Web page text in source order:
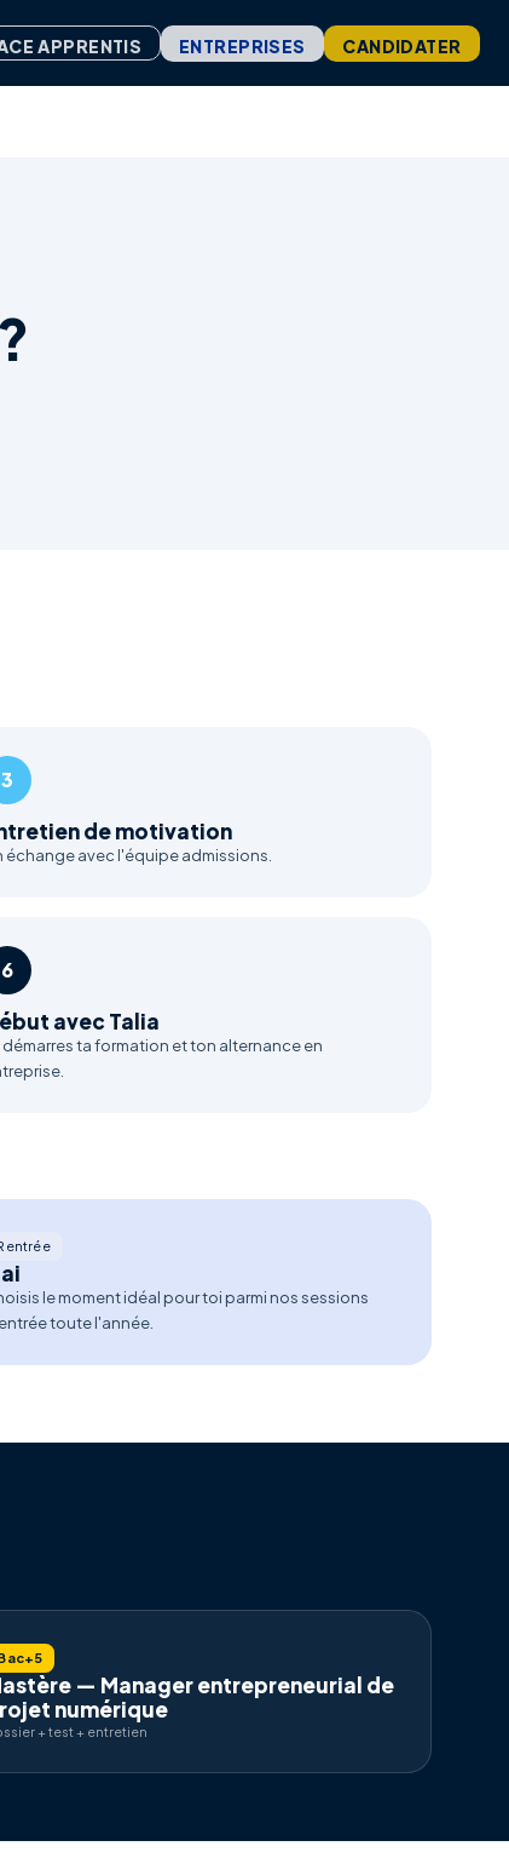
APPRENTIS ENTREPRISES CANDIDATER
3
de motivation
échange avec l'équipe admissions.
6
avec Talia
démarres ta formation et ton alternance en
le moment idéal pour toi parmi nos sessions
toute l'année.
— Manager entrepreneurial de
numérique
+ test + entretien